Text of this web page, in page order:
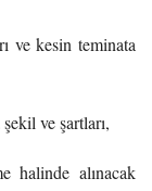
ve kesin teminata
ve şartları,
halinde alınacak